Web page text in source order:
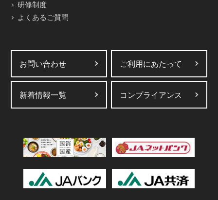
研修制度
よくあるご質問
お問い合わせ ご利用にあたって
新着情報一覧 コンプライアンス